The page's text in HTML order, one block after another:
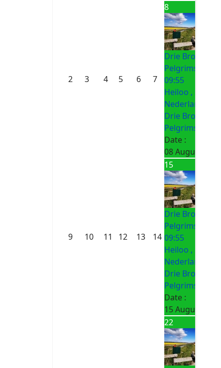
2 3 4 5 6 7
8
Drie Bronnen
Pelgrimsroute
09:55
Heiloo ,
Nederland
Drie Bronnen
Pelgrimsroute
Date :
08 August
9 10 11 12 13 14
15
Drie Bronnen
Pelgrimsroute
09:55
Heiloo ,
Nederland
Drie Bronnen
Pelgrimsroute
Date :
15 August
22